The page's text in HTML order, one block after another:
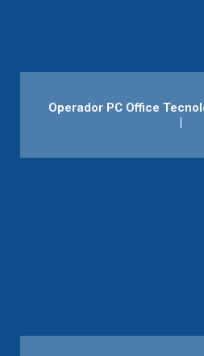
Operador PC Office
|